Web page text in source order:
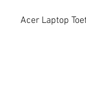
Acer Laptop